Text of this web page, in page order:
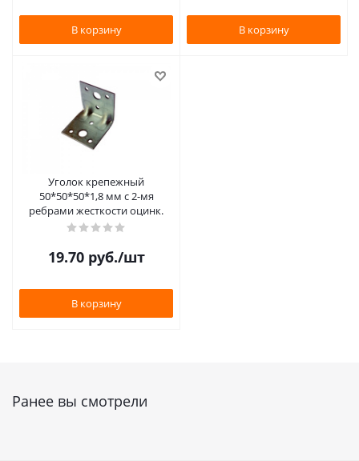
В корзину В корзину
Уголок крепежный
50*50*50*1,8 мм с 2-мя
ребрами жесткости оцинк.
19.70руб./шт
В корзину
Ранее вы смотрели